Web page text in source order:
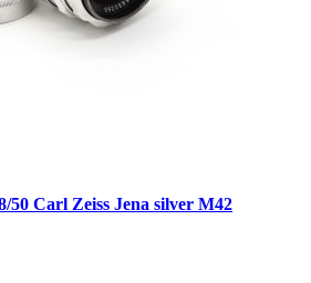
50 Carl Zeiss Jena silver М42